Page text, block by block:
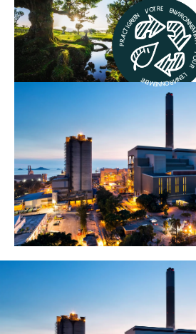
Practigreen votre environnement, pour